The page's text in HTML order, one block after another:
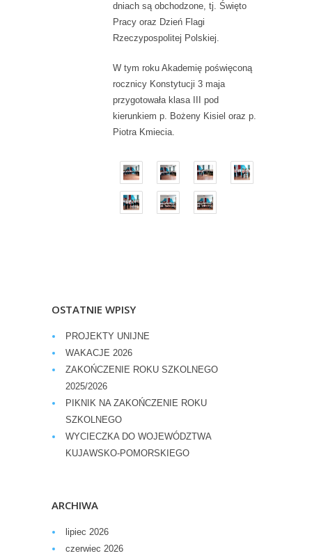
dniach są obchodzone, tj. Święto
Pracy oraz Dzień Flagi
Rzeczypospolitej Polskiej.
W tym roku Akademię poświęconą
rocznicy Konstytucji 3 maja
przygotowała klasa III pod
kierunkiem p. Bożeny Kisiel oraz p.
Piotra Kmiecia.
OSTATNIE WPISY
PROJEKTY UNIJNE
WAKACJE 2026
ZAKOŃCZENIE ROKU SZKOLNEGO
2025/2026
PIKNIK NA ZAKOŃCZENIE ROKU
SZKOLNEGO
WYCIECZKA DO WOJEWÓDZTWA
KUJAWSKO-POMORSKIEGO
ARCHIWA
lipiec 2026
czerwiec 2026